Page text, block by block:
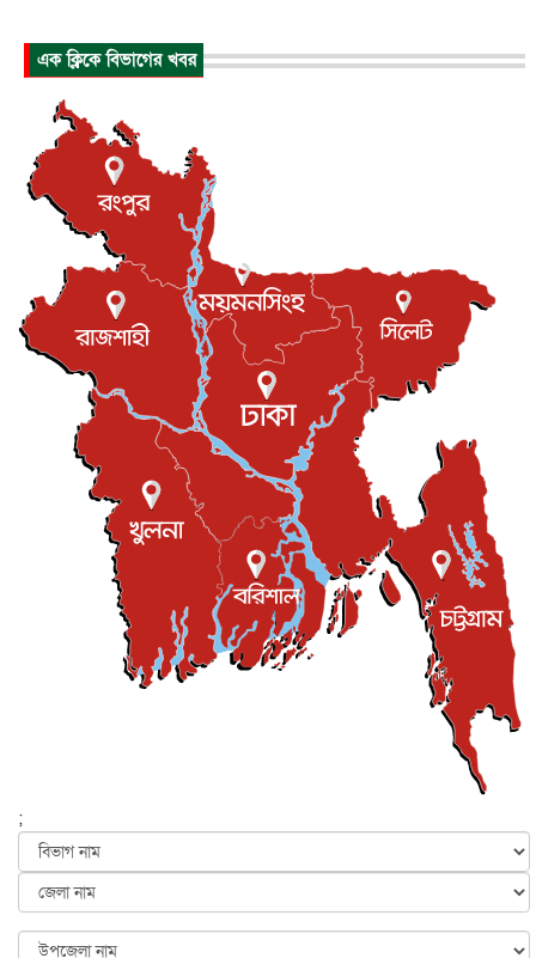
আন্তর্জাতিক ৬ আগস্ট, ২০২৬
টি-টোয়েন্টি ইতিহাসের সর্বোচ্চ রানের মালিক এখন জস বাটলার
বস্তিতে কেটেছে শৈশব, আজ মুম্বাইয়ে দুই বাড়ির মালিক
বিনোদন ৬ আগস্ট, ২০২৬
যুক্তরাজ্যে বসবাসরত জাতীয়তাবাদী কুলাউড়াবাসীর মত বিনিময়
সভা...
ইউকে কমিউনিটি ৫ আগস্ট, ২০২৬
প্রধানমন্ত্রীকে সৌদি আরব সফরের আমন্ত্রণ
জাতীয় ৫ আগস্ট, ২০২৬
জুলাই গণ-অভ্যুত্থান দিবস আজ, স্মরণে দেশজুড়ে কর্মসূচি
জাতীয় ৫ আগস্ট, ২০২৬
জনগণ পরিবর্তন চেয়েছে বলেই জুলাই আন্দোলন সফল :
৫ আগস্ট, ২০২৬
বেনজীর আহমেদের সঙ্গে পরীমনির ঘনিষ্ঠ সম্পর্ক ছিল : নাসির
মাহম...
জাতীয় ৫ আগস্ট, ২০২৬
হরমুজ নিয়ে ইরান-মার্কিন চুক্তি হতে পারে আজ : মার্কিন অর্থমন...
৫ আগস্ট, ২০২৬
পৃথিবীর দিকে আসছে বিধ্বংসী বস্তু, পারমাণবিক বোমা দিয়ে করা
আন্তর্জাতিক ৫ আগস্ট, ২০২৬
কেনিয়ায় ১৫ হাতির রহস্যজনক মৃত্যু, সন্দেহের মুখে কীটনাশকের
এক ক্লিকে বিভাগের খবর
;